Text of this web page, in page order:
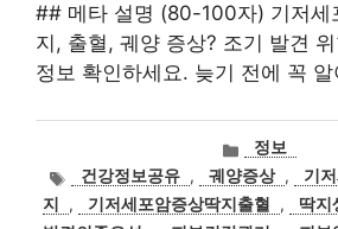
## 메타 설명 (80-100자) 기저세
지, 출혈, 궤양 증상? 조기 발견
정보 확인하세요. 늦기 전에 꼭
카
테
고
리
정보
태건강정보공유 , 궤양증상 ,
기
지
, 기저세포암증상딱지출혈 , 딱지